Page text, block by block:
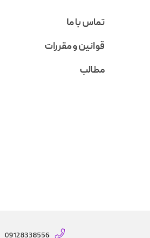
تماس با ما
قوانین و مقررات
مطالب